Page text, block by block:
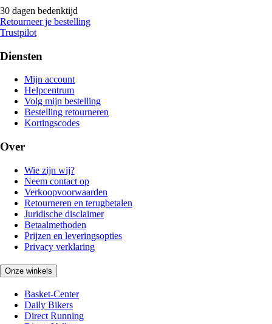
30 dagen bedenktijd
Retourneer je bestelling
Trustpilot
Diensten
Mijn account
Helpcentrum
Volg mijn bestelling
Bestelling retourneren
Kortingscodes
Over
Wie zijn wij?
Neem contact op
Verkoopvoorwaarden
Retourneren en terugbetalen
Juridische disclaimer
Betaalmethoden
Prijzen en leveringsopties
Privacy verklaring
Onze winkels
Basket-Center
Daily Bikers
Direct Running